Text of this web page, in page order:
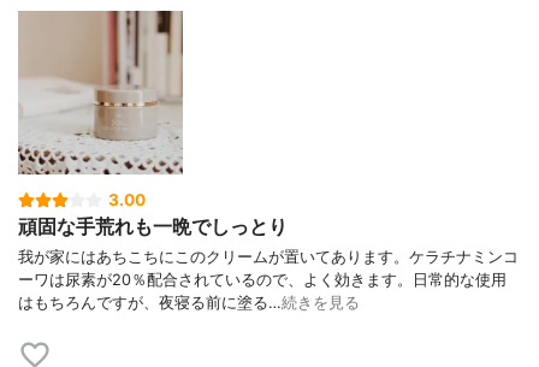
3.00
頑固な手荒れも一晩でしっとり
我が家にはあちこちにこのクリームが置いてあります。ケラチナミンコ
ーワは尿素が20％配合されているので、よく効きます。日常的な使用
はもちろんですが、夜寝る前に塗る…続きを見る